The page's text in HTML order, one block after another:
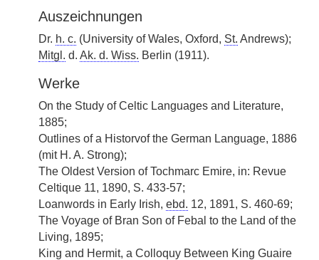
Auszeichnungen
Dr. h. c. (University of Wales, Oxford, St. Andrews);
Mitgl. d. Ak. d. Wiss. Berlin (1911).
Werke
On the Study of Celtic Languages and Literature,
1885;
Outlines of a Historvof the German Language, 1886
(mit H. A. Strong);
The Oldest Version of Tochmarc Emire, in: Revue
Celtique 11, 1890, S. 433-57;
Loanwords in Early Irish, ebd. 12, 1891, S. 460-69;
The Voyage of Bran Son of Febal to the Land of the
Living, 1895;
King and Hermit, a Colloquy Between King Guaire